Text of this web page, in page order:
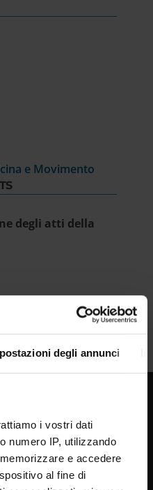
degli annunci
i vostri dati
numero IP, utilizzando
e accedere
al fine di
e Movimento
degli atti della